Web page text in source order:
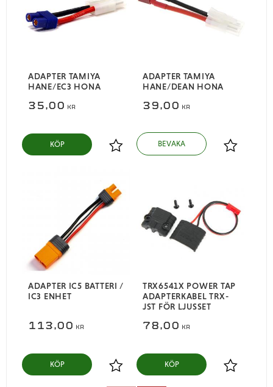
ADAPTER TAMIYA
HANE/EC3 HONA
35,00 KR
Lägg till i favoriter
KÖP
ADAPTER TAMIYA
HANE/DEAN HONA
39,00 KR
Lägg till i
ADAPTER IC5 BATTERI /
IC3 ENHET
113,00 KR
Lägg till i favoriter
KÖP
TRX6541X POWER TAP
ADAPTERKABEL TRX-
JST FÖR LJUSSET
78,00 KR
Lägg till i
KÖP